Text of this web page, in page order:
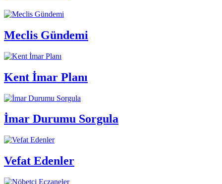
Meclis Gündemi
Kent İmar Planı
İmar Durumu Sorgula
Vefat Edenler